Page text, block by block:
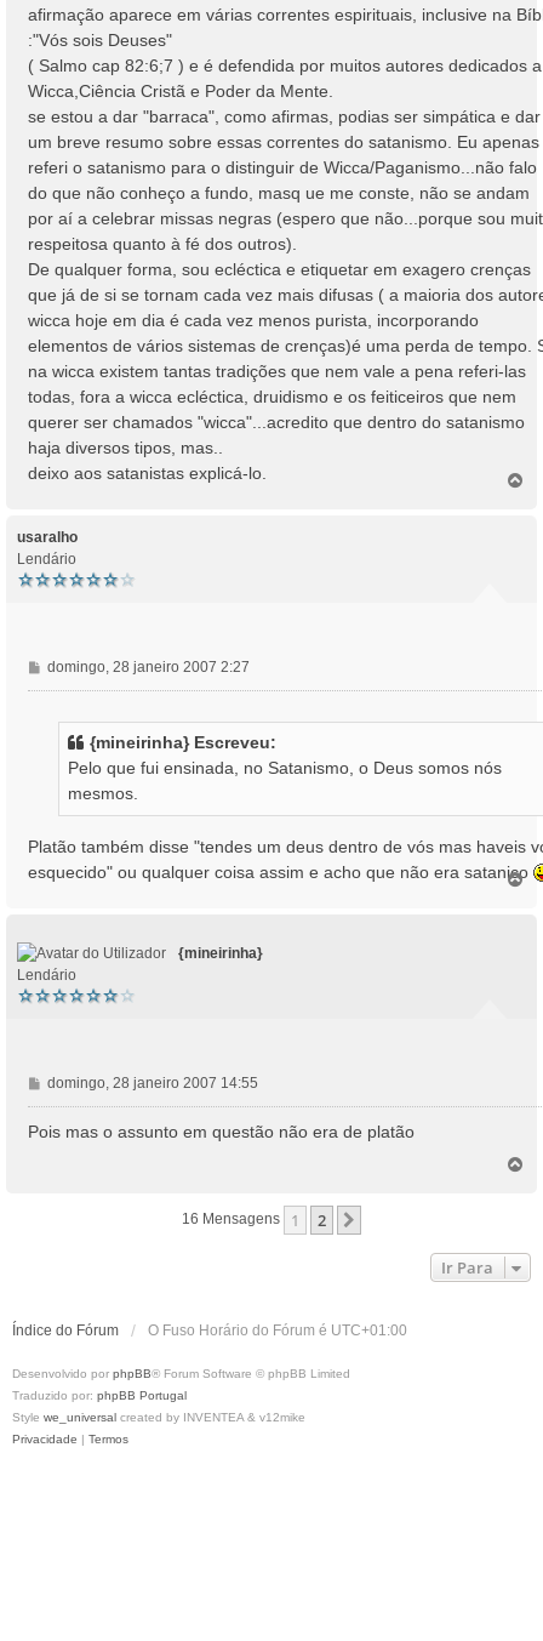
afirmação aparece em várias correntes espirituais, inclusive na
:"Vós sois Deuses"
( Salmo cap 82:6;7 ) e é defendida por muitos autores dedicados a
Wicca,Ciência Cristã e Poder da Mente.
se estou a dar "barraca", como afirmas, podias ser simpática e dar
um breve resumo sobre essas correntes do satanismo. Eu apenas
referi o satanismo para o distinguir de Wicca/Paganismo...não falo
do que não conheço a fundo, masq ue me conste, não se andam
por aí a celebrar missas negras (espero que não...porque sou
respeitosa quanto à fé dos outros).
De qualquer forma, sou ecléctica e etiquetar em exagero crenças
que já de si se tornam cada vez mais difusas ( a maioria dos
wicca hoje em dia é cada vez menos purista, incorporando
elementos de vários sistemas de crenças)é uma perda de tempo.
na wicca existem tantas tradições que nem vale a pena referi-las
todas, fora a wicca ecléctica, druidismo e os feiticeiros que nem
querer ser chamados "wicca"...acredito que dentro do satanismo
haja diversos tipos, mas..
deixo aos satanistas explicá-lo.
usaralho
Lendário
M
e
domingo, 28 janeiro 2007 2:27
{mineirinha} Escreveu:
Pelo que fui ensinada, no Satanismo, o Deus somos nós
mesmos.
Platão também disse "tendes um deus dentro de vós mas haveis
esquecido" ou qualquer coisa assim e acho que não era satanicoT
{mineirinha}
Lendário
M
e
n
domingo, 28 janeiro 2007 14:55
Pois mas o assunto em questão não era de platão
16 Mensagens 1 2
Ir Para
Índice do Fórum O Fuso Horário do Fórum é UTC+01:00
Desenvolvido por phpBB® Forum Software © phpBB Limited
Traduzido por: phpBB Portugal
Style we_universal created by INVENTEA & v12mike
Privacidade | Termos